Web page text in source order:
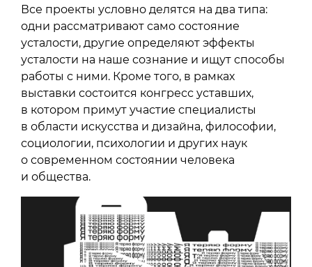
Все проекты условно делятся на два типа:
одни рассматривают само состояние
усталости, другие определяют эффекты
усталости на наше сознание и ищут способы
работы с ними. Кроме того, в рамках
выставки состоится конгресс уставших,
в котором примут участие специалисты
в области искусства и дизайна, философии,
социологии, психологии и других наук
о современном состоянии человека
и общества.